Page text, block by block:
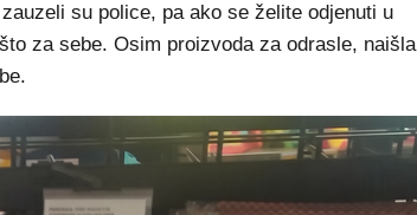
su police, pa ako se želite odjenuti u
za sebe. Osim proizvoda za odrasle, naišla